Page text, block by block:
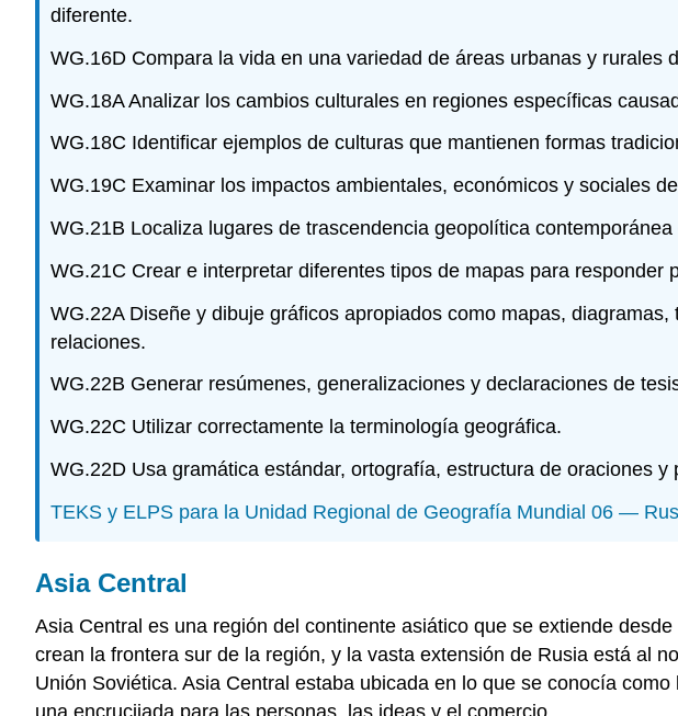
diferente.
WG.16D Compara la vida en una variedad de áreas urbanas y
WG.18A Analizar los cambios culturales en regiones específicas
WG.18C Identificar ejemplos de culturas que mantienen formas
WG.19C Examinar los impactos ambientales, económicos y sociales
WG.21B Localiza lugares de trascendencia geopolítica contemporánea
WG.21C Crear e interpretar diferentes tipos de mapas para
WG.22A Diseñe y dibuje gráficos apropiados como mapas,
relaciones.
WG.22B Generar resúmenes, generalizaciones y declaraciones de
WG.22C Utilizar correctamente la terminología geográfica.
WG.22D Usa gramática estándar, ortografía, estructura de oraciones y
TEKS y ELPS para la Unidad Regional de Geografía Mundial 06 —
Asia Central
Asia Central es una región del continente asiático que se extiende
crean la frontera sur de la región, y la vasta extensión de Rusia está al
Unión Soviética. Asia Central estaba ubicada en lo que se conocía